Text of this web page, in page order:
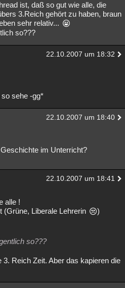
ist, daß so gut wie alle, die
3.Reich gehört zu haben, braun
sehr relativ...
so???
22.10.2007 um 18:32
sehe -gg*
22.10.2007 um 18:40
im Unterricht?
22.10.2007 um 18:41
alle !
(Grüne, Liberale Lehrerin
)
so???
3. Reich Zeit. Aber das kapieren die